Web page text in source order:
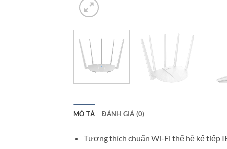
MÔ TẢ ĐÁNH GIÁ (0)
Tương thích chuẩn Wi-Fi thế hệ kế tiếp